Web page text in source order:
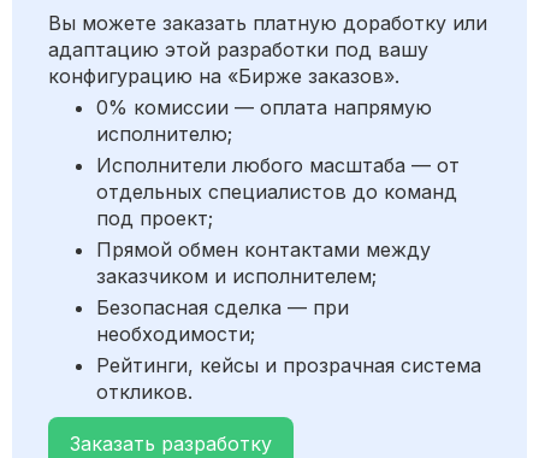
Вы можете заказать платную доработку или
адаптацию этой разработки под вашу
конфигурацию на «Бирже заказов».
0% комиссии — оплата напрямую
исполнителю;
Исполнители любого масштаба — от
отдельных специалистов до команд
под проект;
Прямой обмен контактами между
заказчиком и исполнителем;
Безопасная сделка — при
необходимости;
Рейтинги, кейсы и прозрачная система
откликов.
Заказать разработку